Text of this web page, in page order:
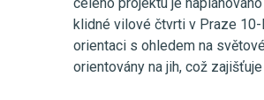
klidné vilové čtvrti v Praze
orientaci s ohledem na
orientovány na jih, což